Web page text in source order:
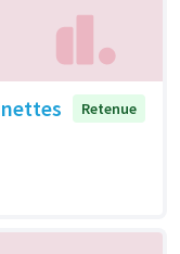
Retenue